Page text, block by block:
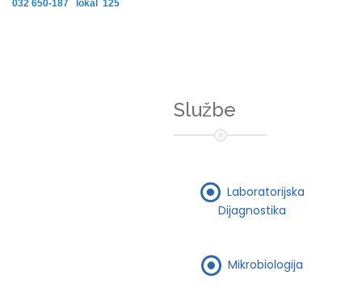
032 650-187 lokal 125
Službe
Laboratorijska
Dijagnostika
Mikrobiologija